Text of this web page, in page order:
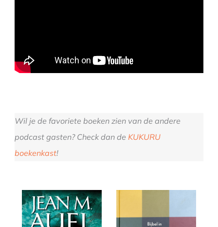
Wil je de favoriete boeken zien van de andere
podcast gasten? Check dan de KUKURU
boekenkast!